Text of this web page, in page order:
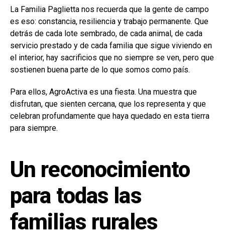
La Familia Paglietta nos recuerda que la gente de campo
es eso: constancia, resiliencia y trabajo permanente. Que
detrás de cada lote sembrado, de cada animal, de cada
servicio prestado y de cada familia que sigue viviendo en
el interior, hay sacrificios que no siempre se ven, pero que
sostienen buena parte de lo que somos como país.
Para ellos, AgroActiva es una fiesta. Una muestra que
disfrutan, que sienten cercana, que los representa y que
celebran profundamente que haya quedado en esta tierra
para siempre.
Un reconocimiento
para todas las
familias rurales